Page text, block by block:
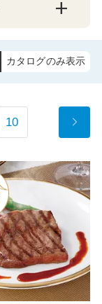
カタログのみ表示
10